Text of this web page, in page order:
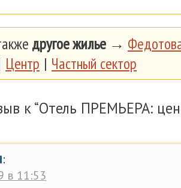
другое жилье →
Центр | Частный сектор
к “Отель ПРЕМЬЕРА:
:
в 11:53